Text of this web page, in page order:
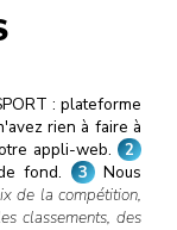
: plateforme
rien à faire à
appli-web. 2
fond.
3 Nous
de la compétition,
classements, des